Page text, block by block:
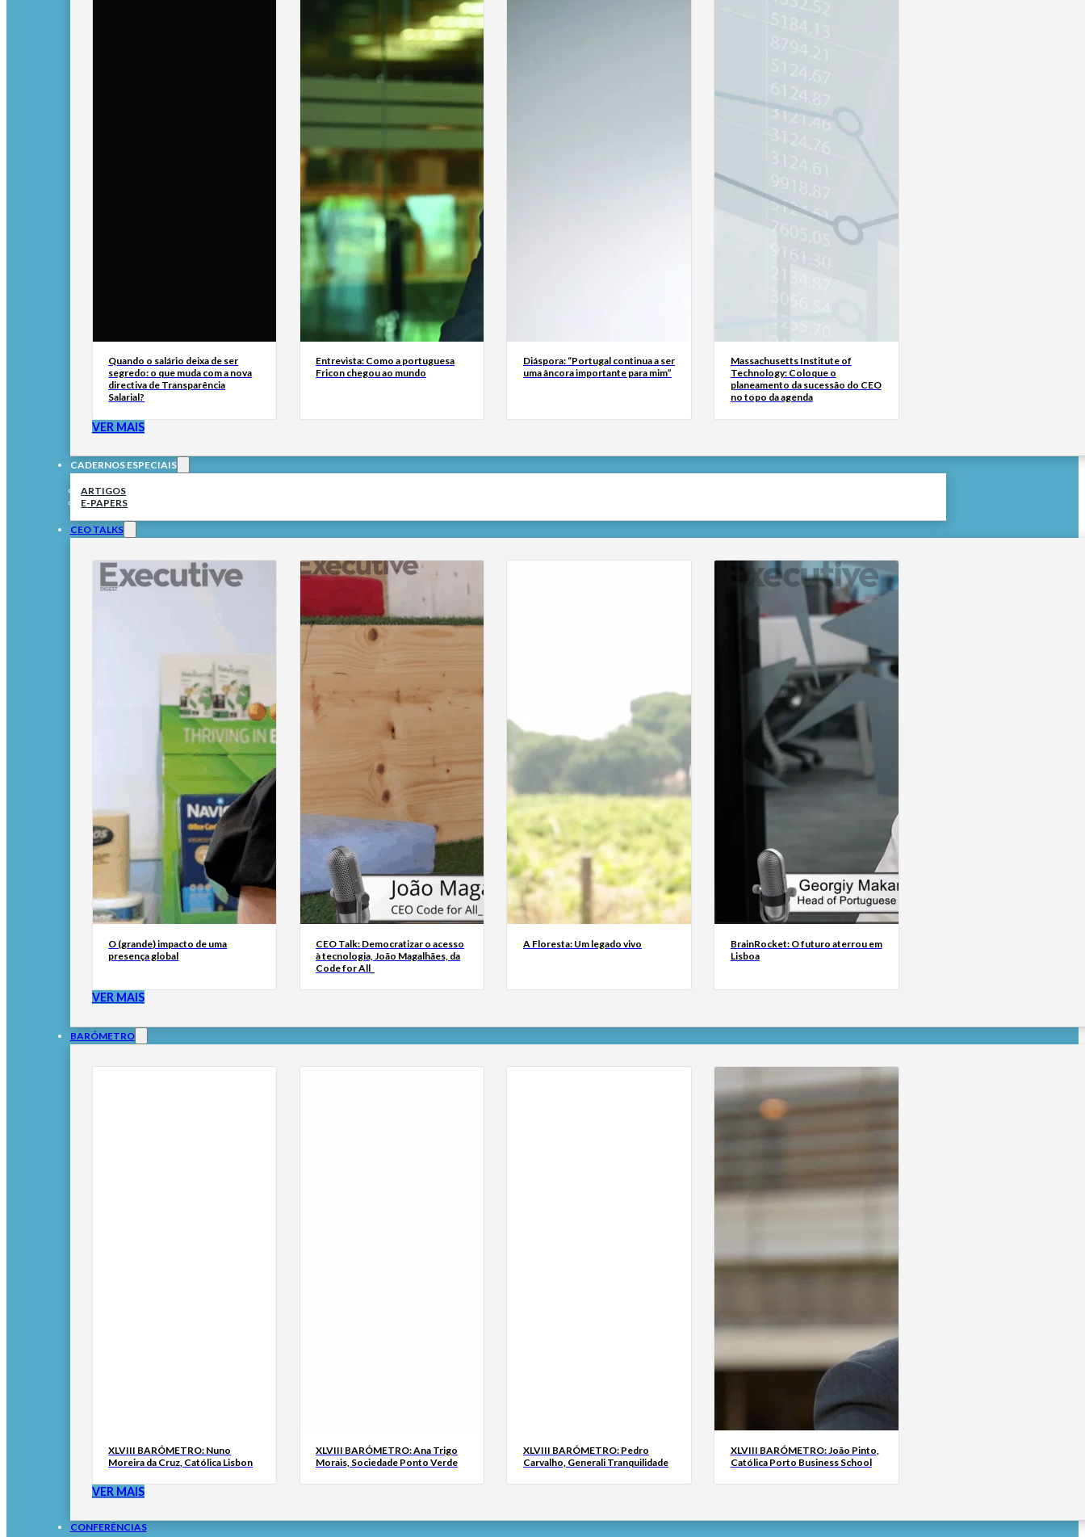
Quando o salário deixa de ser
segredo: o que muda com a nova
directiva de Transparência
Salarial?
Entrevista: Como a portuguesa
Fricon chegou ao mundo
Diáspora: “Portugal continua a ser
uma âncora importante para mim”
Massachusetts Institute of
Technology: Coloque o
planeamento da sucessão do CEO
no topo da agenda
VER MAIS
CADERNOS ESPECIAIS
ARTIGOS
E-PAPERS
CEO TALKS
O (grande) impacto de uma
presença global
CEO Talk: Democratizar o acesso
à tecnologia, João Magalhães, da
Code for All_
A Floresta: Um legado vivo
BrainRocket: O futuro aterrou em
Lisboa
VER MAIS
BARÓMETRO
XLVIII BARÓMETRO: Nuno
Moreira da Cruz, Católica Lisbon
XLVIII BARÓMETRO: Ana Trigo
Morais, Sociedade Ponto Verde
XLVIII BARÓMETRO: Pedro
Carvalho, Generali Tranquilidade
XLVIII BARÓMETRO: João Pinto,
Católica Porto Business School
VER MAIS
CONFERÊNCIAS